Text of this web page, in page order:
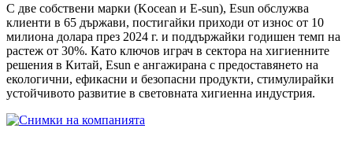
С две собствени марки (Kocean и E-sun), Esun обслужва
клиенти в 65 държави, постигайки приходи от износ от 10
милиона долара през 2024 г. и поддържайки годишен темп на
растеж от 30%. Като ключов играч в сектора на хигиенните
решения в Китай, Esun е ангажирана с предоставянето на
екологични, ефикасни и безопасни продукти, стимулирайки
устойчивото развитие в световната хигиенна индустрия.